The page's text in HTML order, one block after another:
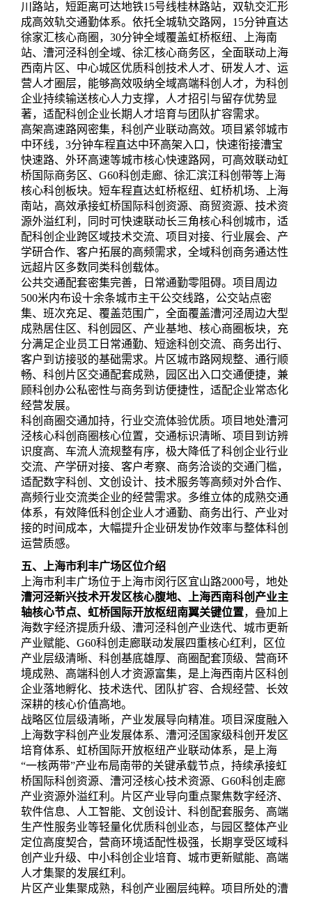
川路站，短距离可达地铁15号线桂林路站，双轨交汇形
成高效轨交通勤体系。依托全城轨交路网，15分钟直达
徐家汇核心商圈，30分钟全域覆盖虹桥枢纽、上海南
站、漕河泾科创全域、徐汇核心商务区，全面联动上海
西南片区、中心城区优质科创技术人才、研发人才、运
营人才圈层，能够高效吸纳全域高端科创人才，为科创
企业持续输送核心人力支撑，人才招引与留存优势显
著，适配科创企业长期人才培育与团队扩容需求。
高架高速路网密集，科创产业联动高效。项目紧邻城市
中环线，3分钟车程直达中环高架入口，快速衔接漕宝
快速路、外环高速等城市核心快速路网，可高效联动虹
桥国际商务区、G60科创走廊、徐汇滨江科创带等上海
核心科创板块。短车程直达虹桥枢纽、虹桥机场、上海
南站，高效承接虹桥国际科创资源、商贸资源、技术资
源外溢红利，同时可快速联动长三角核心科创城市，适
配科创企业跨区域技术交流、项目对接、行业展会、产
学研合作、客户拓展的高频需求，全域科创商务通达性
远超片区多数同类科创载体。
公共交通配套密集完善，日常通勤零阻碍。项目周边
500米内布设十余条城市主干公交线路，公交站点密
集、班次充足、覆盖范围广，全面覆盖漕河泾周边大型
成熟居住区、科创园区、产业基地、核心商圈板块，充
分满足企业员工日常通勤、短途科创交流、商务出行、
客户到访接驳的基础需求。片区城市路网规整、通行顺
畅、科创片区交通配套成熟，园区出入口交通便捷，兼
顾科创办公私密性与商务到访便捷性，适配企业常态化
经营发展。
科创商圈交通加持，行业交流体验优质。项目地处漕河
泾核心科创商圈核心位置，交通标识清晰、项目到访辨
识度高、车流人流规整有序，极大降低了科创企业行业
交流、产学研对接、客户考察、商务洽谈的交通门槛，
适配数字科创、文创设计、技术服务等高频对外合作、
高频行业交流类企业的经营需求。多维立体的成熟交通
体系，有效降低科创企业人才通勤、商务出行、产业对
接的时间成本，大幅提升企业研发协作效率与整体科创
运营质感。
五、上海市利丰广场区位介绍
上海市利丰广场位于上海市闵行区宜山路2000号，地处
漕河泾新兴技术开发区核心腹地、上海西南科创产业主
轴核心节点、虹桥国际开放枢纽南翼关键位置，叠加上
海数字经济提质升级、漕河泾科创产业迭代、城市更新
产业赋能、G60科创走廊联动发展四重核心红利，区位
产业层级清晰、科创基底雄厚、商圈配套顶级、营商环
境成熟、高端科创人才资源富集，是上海西南片区科创
企业落地孵化、技术迭代、团队扩容、合规经营、长效
深耕的核心价值高地。
战略区位层级清晰，产业发展导向精准。项目深度融入
上海数字科创产业发展体系、漕河泾国家级科创开发区
培育体系、虹桥国际开放枢纽产业联动体系，是上海
“一核两带”产业布局南带的关键承载节点，持续承接虹
桥国际科创资源、漕河泾核心技术资源、G60科创走廊
产业资源外溢红利。片区产业导向重点聚焦数字经济、
软件信息、人工智能、文创设计、科创配套服务、高端
生产性服务业等轻量化优质科创业态，与园区整体产业
定位高度契合，营商环境适配性极强，长期享受区域科
创产业升级、中小科创企业培育、城市更新赋能、高端
人才集聚的发展红利。
片区产业集聚成熟，科创产业圈层纯粹。项目所处的漕